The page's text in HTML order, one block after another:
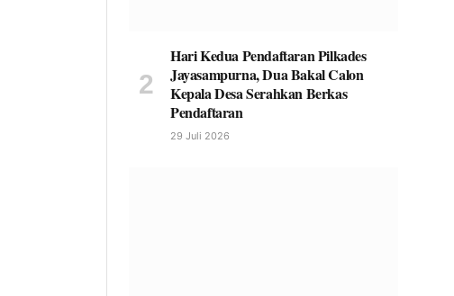
Hari Kedua Pendaftaran Pilkades
Jayasampurna, Dua Bakal Calon
Kepala Desa Serahkan Berkas
Pendaftaran
29 Juli 2026